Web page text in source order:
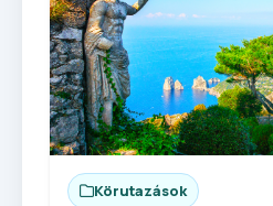
Körutazások